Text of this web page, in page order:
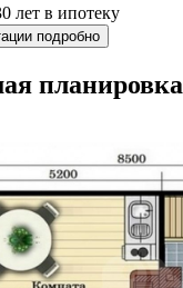
лет в ипотеку
подробно
планировка